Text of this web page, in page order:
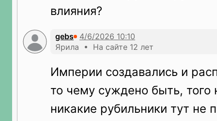
влияния?
gebs
Ярила • На сайте 12 лет
Империи создавались и
то чему суждено быть, того
никакие рубильники тут не